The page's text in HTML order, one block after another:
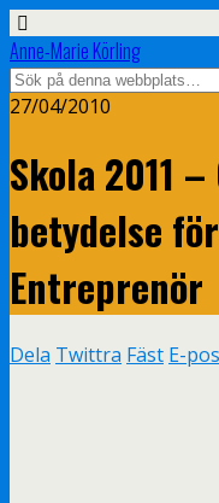
Anne-Marie Körling
27/04/2010
Skola 2011
betydelse
Entreprenör
Dela Twittra Fäst E-